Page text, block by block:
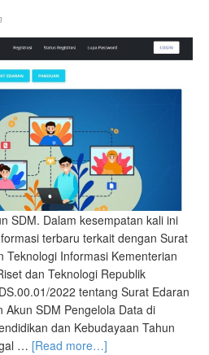
SDM. Dalam kesempatan kali ini
terbaru terkait dengan Surat
Teknologi Informasi Kementerian
dan Teknologi Republik
2022 tentang Surat Edaran
SDM Pengelola Data di
dan Kebudayaan Tahun
… [Read more…]